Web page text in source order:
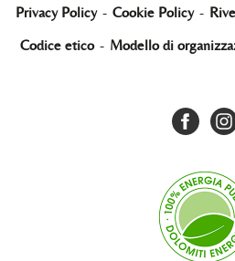
Privacy Policy - Cookie Policy -
Codice etico - Modello di